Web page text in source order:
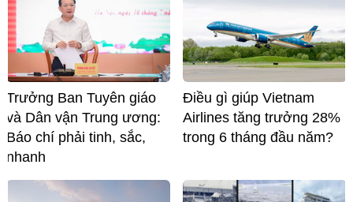
Trưởng Ban Tuyên giáo
và Dân vận Trung ương:
Báo chí phải tinh, sắc,
nhanh
Điều gì giúp Vietnam
Airlines tăng trưởng 28%
trong 6 tháng đầu năm?